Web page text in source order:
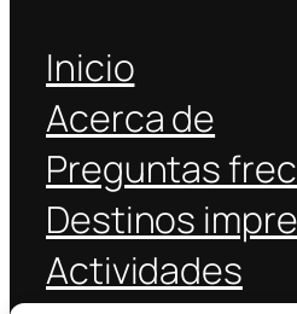
Inicio
Acerca de
Preguntas
Destinos
Actividades